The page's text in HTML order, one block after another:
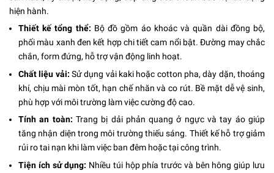
hiện hành.
Thiết kế tổng thể: Bộ đồ gồm áo khoác và quần dài đồng bộ,
phối màu xanh đen kết hợp chi tiết cam nổi bật. Đường may chắc
chắn, form đứng, hỗ trợ vận động linh hoạt.
Chất liệu vải: Sử dụng vải kaki hoặc cotton pha, dày dặn, thoáng
khí, chịu mài mòn tốt, hạn chế nhăn và co rút. Bề mặt dễ vệ sinh,
phù hợp với môi trường làm việc cường độ cao.
Tính an toàn: Trang bị dải phản quang ở ngực và tay áo giúp
tăng nhận diện trong môi trường thiếu sáng. Thiết kế hỗ trợ giảm
rủi ro tai nạn khi làm việc ban đêm hoặc tại công trình.
Tiện ích sử dụng: Nhiều túi hộp phía trước và bên hông giúp lưu